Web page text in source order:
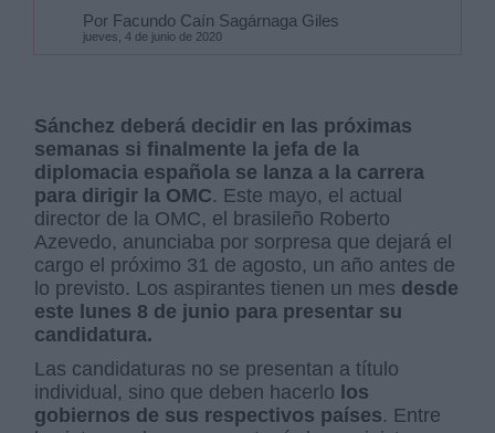
Por Facundo Caín Sagárnaga Giles
jueves, 4 de junio de 2020
Sánchez deberá decidir en las próximas
semanas si finalmente la jefa de la
diplomacia española se lanza a la carrera
para dirigir la OMC. Este mayo, el actual
director de la OMC, el brasileño Roberto
Azevedo, anunciaba por sorpresa que dejará el
cargo el próximo 31 de agosto, un año antes de
lo previsto. Los aspirantes tienen un mes desde
este lunes 8 de junio para presentar su
candidatura.
Las candidaturas no se presentan a título
individual, sino que deben hacerlo los
gobiernos de sus respectivos países. Entre